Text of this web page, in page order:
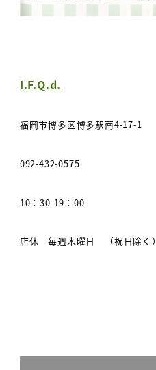
I.F.Q.d.
福岡市博多区博多駅南4-17-1
092-432-0575
10：30-19：00
店休 毎週木曜日 （祝日除く）